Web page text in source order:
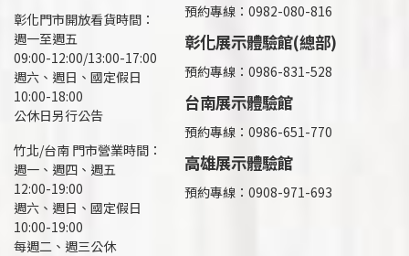
彰化門市開放看貨時間：
週一至週五
09:00-12:00/13:00-17:00
週六、週日、國定假日
10:00-18:00
公休日另行公告
竹北/台南 門市營業時間：
週一、週四、週五
12:00-19:00
週六、週日、國定假日
10:00-19:00
每週二、週三公休
預約專線：0982-080-816
彰化展示體驗館(總部)
預約專線： 0986-831-528
台南展示體驗館
預約專線：0986-651-770
高雄展示體驗館
預約專線： 0908-971-693